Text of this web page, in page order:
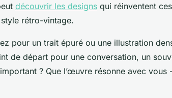
découvrir les designs qui réinventent
rétro-vintage.
pour un trait épuré ou une illustration
de départ pour une conversation, un
? Que l’œuvre résonne avec vous